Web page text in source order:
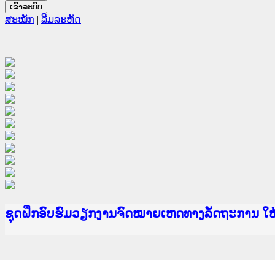
ສະໝັກ | ລືມລະຫັດ
Ministry of Justice Lao PDR
ເຜີຍແຜ່ວັບໄຊຈົດໝາຍເຫດທາງລັດຖະການ ແລະ ແອັ
ກະຊວງຍຸຕິທຳ
ຊຸດຝຶກອົບຮົມວຽກງານຈົດໝາຍເຫດທາງລັດຖະການ
ກອງປະຊຸມທົບທວນຄືນການຈັດຕັ້ງປະຕິບັດວຽກງານຈົ
ຝຶກອົບຮົມ ຜູ່ປະສານງານວຽກງານຈົດໝາຍເຫດທາງລັ
ຝຶກອົບຮົມ ຜູ່ປະສານງານວຽກງານຈົດໝາຍເຫດທາງລັ
ເຜີຍແຜ່ແອັບກົດໝາຍລາວ ແລະ ເວັບໄຊຈົດໝາຍເຫດ
ເຜີຍແຜ່ແອັບກົດໝາຍລາວ ແລະ ເວັບໄຊຈົດໝາຍເຫດ
ຍົກລະດັບວຽກງານຈົດໝາຍເຫດທາງລັດຖະການໃຫ້ຜູ້
ຊຸດຝຶກອົບຮົມວຽກງານຈົດໝາຍເຫດທາງລັດຖະການ ໃ